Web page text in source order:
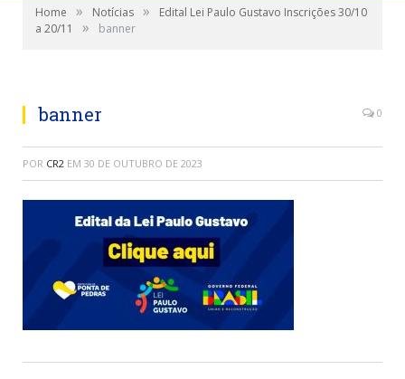
Home » Notícias »
Edital Lei Paulo Gustavo Inscrições 30/10
a 20/11
» banner
banner 0
POR CR2 EM 30 DE OUTUBRO DE 2023